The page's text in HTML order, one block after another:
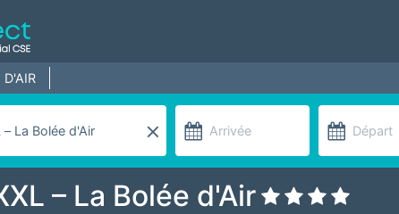
D'AIR
– La Bolée d'Air